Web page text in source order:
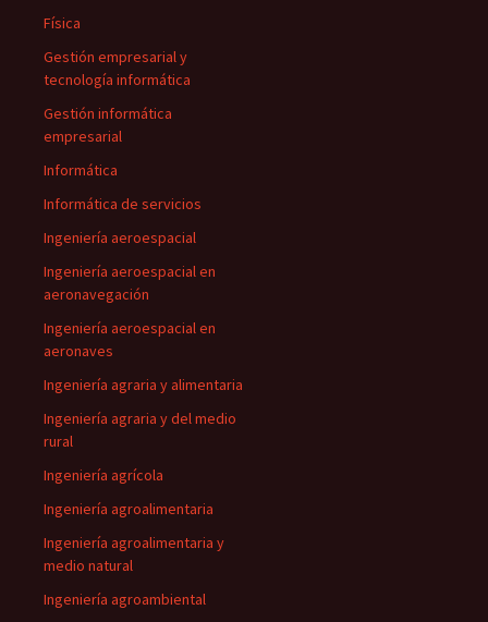
Física
Gestión empresarial y
tecnología informática
Gestión informática
empresarial
Informática
Informática de servicios
Ingeniería aeroespacial
Ingeniería aeroespacial en
aeronavegación
Ingeniería aeroespacial en
aeronaves
Ingeniería agraria y alimentaria
Ingeniería agraria y del medio
rural
Ingeniería agrícola
Ingeniería agroalimentaria
Ingeniería agroalimentaria y
medio natural
Ingeniería agroambiental